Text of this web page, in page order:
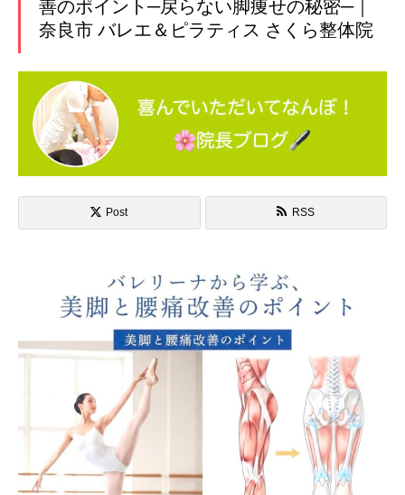
善のポイント─戻らない脚痩せの秘密─｜
奈良市 バレエ＆ピラティス さくら整体院
Post RSS